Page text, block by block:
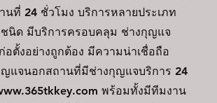
ที่ 24 ชั่วโมง บริการหลายประเภท
นิด มีบริการครอบคลุม ช่างกุญแจ
ตั้งอย่างถูกต้อง มีความน่าเชื่อถือ
ญแจนอกสถานที่มีช่างกุญแจบริการ 24
พร้อมทั้งมีทีมงาน